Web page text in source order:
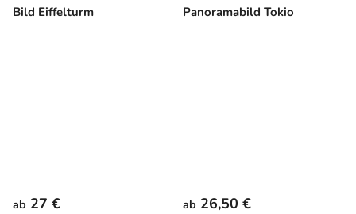
Bild Eiffelturm Panoramabild Tokio
ab 27 € ab 26,50 €